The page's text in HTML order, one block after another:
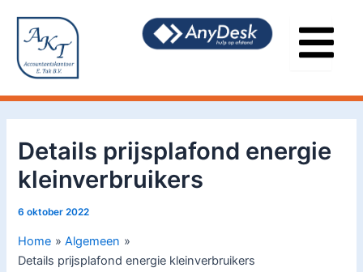
inhoud
Details prijsplafond energie
kleinverbruikers
6 oktober 2022
Home
Algemeen
Details prijsplafond energie kleinverbruikers
navigatie